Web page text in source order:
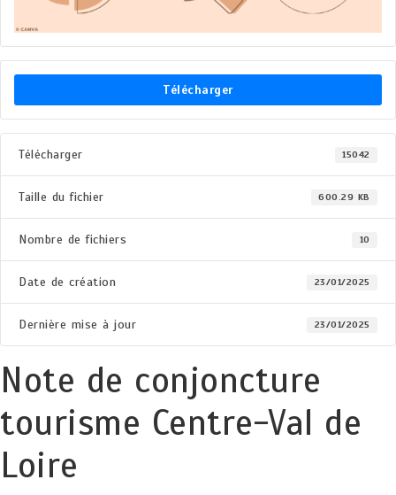
Télécharger
Télécharger 15042
Taille du fichier 600.29 KB
Nombre de fichiers 10
Date de création 23/01/2025
Dernière mise à jour 23/01/2025
Note de conjoncture
tourisme Centre-Val de
Loire